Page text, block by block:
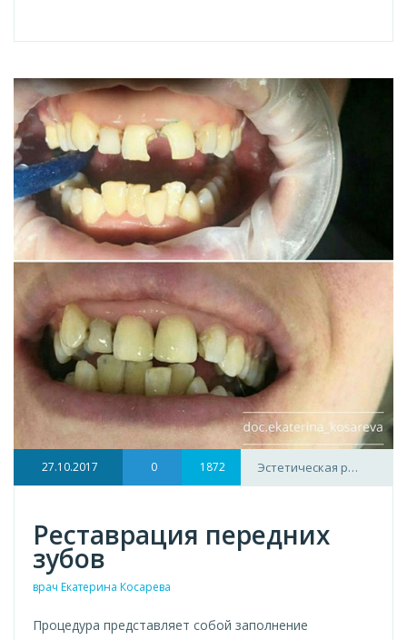
27.10.2017 0 1872 Эстетическая р…
Реставрация передних
зубов
врач Екатерина Косарева
Процедура представляет собой заполнение